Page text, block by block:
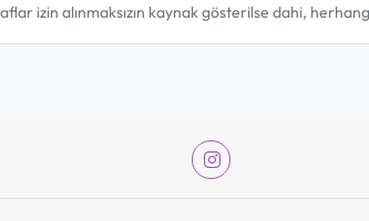
izin alınmaksızın kaynak gösterilse dahi,